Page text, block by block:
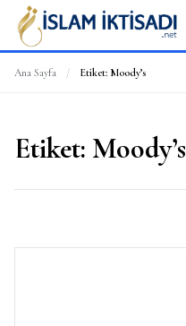
Ana Sayfa / Etiket: Moody’s
Etiket: Moody’s